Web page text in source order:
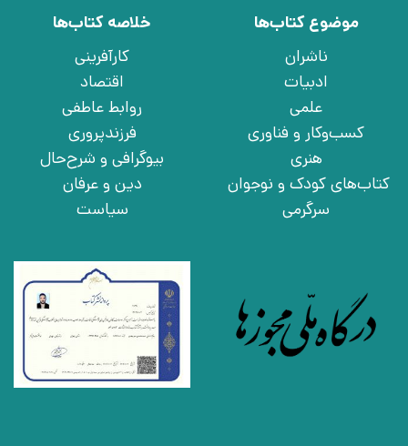
موضوع کتاب‌ها
ناشران
ادبیات
علمی
کسب‌وکار و فناوری
هنری
کتاب‌های کودک و نوجوان
سرگرمی
خلاصه کتاب‌ها
کارآفرینی
اقتصاد
روابط عاطفی
فرزندپروری
بیوگرافی و شرح‌حال
دین و عرفان
سیاست